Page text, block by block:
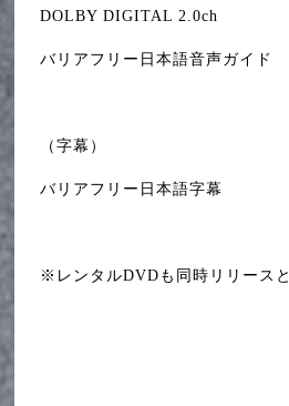
DOLBY DIGITAL 2.0ch
バリアフリー日本語音声ガイド
（字幕）
バリアフリー日本語字幕
※レンタルDVDも同時リリースと